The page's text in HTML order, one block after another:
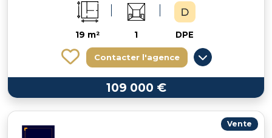
19 m² 1 DPE
Contacter l'agence
109 000 €
Vente